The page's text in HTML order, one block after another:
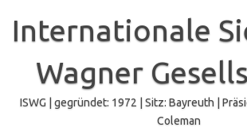
springen
Internationale
Wagner
ISWG | gegründet: 1972 | Sitz: Bayreuth |
Coleman